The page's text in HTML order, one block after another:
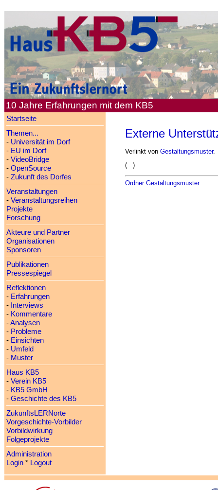
10 Jahre Erfahrungen mit dem KB5
Startseite
Themen...
- Universität im Dorf
- EU im Dorf
- VideoBridge
- OpenSource
- Zukunft des Dorfes
Veranstaltungen
- Veranstaltungsreihen
Projekte
Forschung
Akteure und Partner
Organisationen
Sponsoren
Publikationen
Pressespiegel
Reflektionen
- Erfahrungen
- Interviews
- Kommentare
-Analysen
- Probleme
- Einsichten
- Umfeld
- Muster
Haus KB5
- Verein KB5
- KB5 GmbH
- Geschichte des KB5
ZukunftsLERNorte
Vorgeschichte-Vorbilder
Vorbildwirkung
Folgeprojekte
Administration
Login* Logout
Externe
Verlinkt von Gestaltungsmuster.
(...)
Ordner Gestaltungsmuster